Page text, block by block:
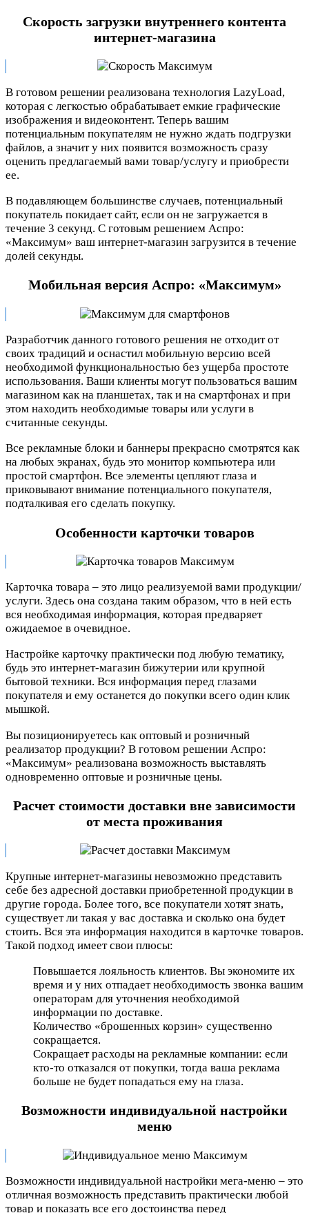
Скорость загрузки внутреннего контента
интернет-магазина
В готовом решении реализована технология LazyLoad,
которая с легкостью обрабатывает емкие графические
изображения и видеоконтент. Теперь вашим
потенциальным покупателям не нужно ждать подгрузки
файлов, а значит у них появится возможность сразу
оценить предлагаемый вами товар/услугу и приобрести
ее.
В подавляющем большинстве случаев, потенциальный
покупатель покидает сайт, если он не загружается в
течение 3 секунд. С готовым решением Аспро:
«Максимум» ваш интернет-магазин загрузится в течение
долей секунды.
Мобильная версия Аспро: «Максимум»
Разработчик данного готового решения не отходит от
своих традиций и оснастил мобильную версию всей
необходимой функциональностью без ущерба простоте
использования. Ваши клиенты могут пользоваться вашим
магазином как на планшетах, так и на смартфонах и при
этом находить необходимые товары или услуги в
считанные секунды.
Все рекламные блоки и баннеры прекрасно смотрятся как
на любых экранах, будь это монитор компьютера или
простой смартфон. Все элементы цепляют глаза и
приковывают внимание потенциального покупателя,
подталкивая его сделать покупку.
Особенности карточки товаров
Карточка товара – это лицо реализуемой вами продукции/
услуги. Здесь она создана таким образом, что в ней есть
вся необходимая информация, которая предваряет
ожидаемое в очевидное.
Настройке карточку практически под любую тематику,
будь это интернет-магазин бижутерии или крупной
бытовой техники. Вся информация перед глазами
покупателя и ему останется до покупки всего один клик
мышкой.
Вы позиционируетесь как оптовый и розничный
реализатор продукции? В готовом решении Аспро:
«Максимум» реализована возможность выставлять
одновременно оптовые и розничные цены.
Расчет стоимости доставки вне зависимости
от места проживания
Крупные интернет-магазины невозможно представить
себе без адресной доставки приобретенной продукции в
другие города. Более того, все покупатели хотят знать,
существует ли такая у вас доставка и сколько она будет
стоить. Вся эта информация находится в карточке товаров.
Такой подход имеет свои плюсы:
Повышается лояльность клиентов. Вы экономите их
время и у них отпадает необходимость звонка вашим
операторам для уточнения необходимой
информации по доставке.
Количество «брошенных корзин» существенно
сокращается.
Сокращает расходы на рекламные компании: если
кто-то отказался от покупки, тогда ваша реклама
больше не будет попадаться ему на глаза.
Возможности индивидуальной настройки
меню
Возможности индивидуальной настройки мега-меню – это
отличная возможность представить практически любой
товар и показать все его достоинства перед